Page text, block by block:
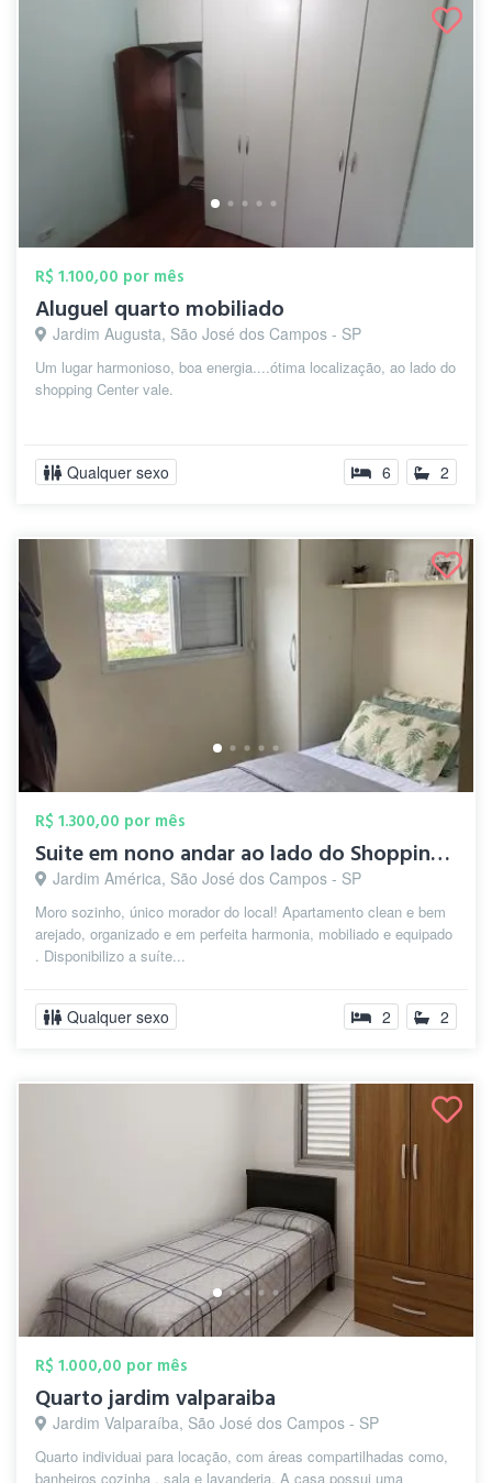
R$ 1.100,00 por mês
Aluguel quarto mobiliado
Jardim Augusta, São José dos Campos - SP
Um lugar harmonioso, boa energia....ótima localização, ao lado do
shopping Center vale.
Qualquer sexo 6 2
R$ 1.300,00 por mês
Suite em nono andar ao lado do Shopping ...
Jardim América, São José dos Campos - SP
Moro sozinho, único morador do local! Apartamento clean e bem
arejado, organizado e em perfeita harmonia, mobiliado e equipado
. Disponibilizo a suíte...
Qualquer sexo 2 2
R$ 1.000,00 por mês
Quarto jardim valparaiba
Jardim Valparaíba, São José dos Campos - SP
Quarto individuai para locação, com áreas compartilhadas como,
banheiros cozinha , sala e lavanderia. A casa possui uma